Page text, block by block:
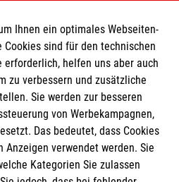
Ihnen ein optimales Webseiten-
Cookies sind für den technischen
erforderlich, helfen uns aber auch
zu verbessern und zusätzliche
Sie werden zur besseren
von Werbekampagnen,
Das bedeutet, dass Cookies
Anzeigen verwendet werden. Sie
Kategorien Sie zulassen